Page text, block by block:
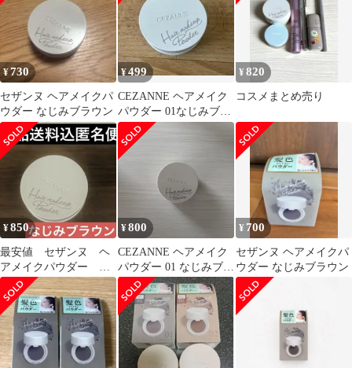
¥730
セザンヌ ヘアメイクパ
ウダー なじみブラウン
¥499
CEZANNE ヘアメイク
パウダー 01なじみブラ
ウン シェーディング
¥820
コスメまとめ売り
¥850
最安値 セザンヌ ヘ
アメイクパウダー な
じみブラウン【美品送
料込匿名便】
¥800
CEZANNE ヘアメイク
パウダー 01 なじみブラ
ウン
¥ 700
セザンヌ ヘアメイクパ
ウダー なじみブラウン